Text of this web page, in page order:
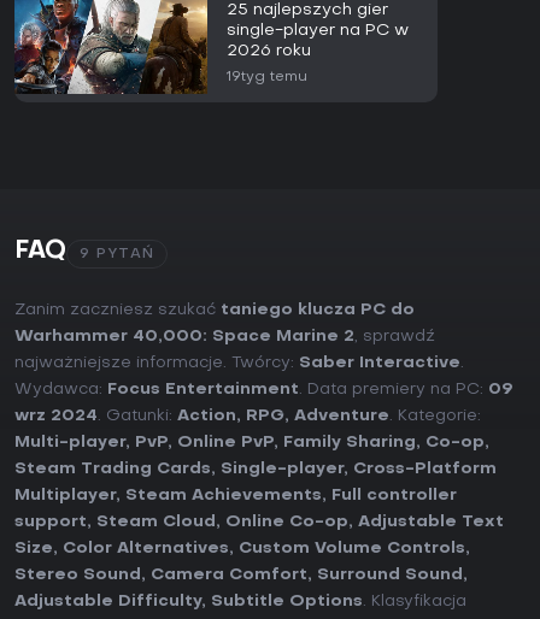
25 najlepszych gier
single-player na PC w
2026 roku
19tyg temu
FAQ 9 PYTAŃ
Zanim zaczniesz szukać taniego klucza PC do
Warhammer 40,000: Space Marine 2, sprawdź
najważniejsze informacje. Twórcy: Saber Interactive.
Wydawca:
Focus Entertainment. Data premiery na PC: 09
wrz 2024. Gatunki: Action, RPG, Adventure. Kategorie:
Multi-player, PvP, Online PvP, Family Sharing, Co-op,
Steam Trading Cards, Single-player, Cross-Platform
Multiplayer, Steam Achievements,
Full controller
support, Steam Cloud , Online Co-op, Adjustable Text
Size, Color Alternatives, Custom Volume Controls,
Stereo Sound , Camera Comfort, Surround Sound ,
Adjustable Difficulty, Subtitle Options. Klasyfikacja